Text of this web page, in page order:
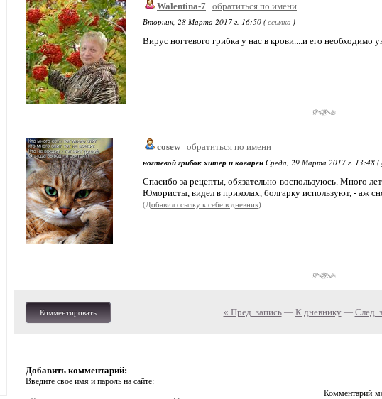
Walentina-7
обратиться по имени
Вторник, 28 Марта 2017 г. 16:50 (ссылка )
Вирус ногтевого грибка у нас в крови....и его необходимо
cosew обратиться по имени
ногтевой грибок хитер и коварен Среда, 29 Марта 2017 г. 13:48 (
Спасибо за рецепты, обязательно воспользуюсь. Много
Юмористы, видел в приколах, болгарку используют, - аж
(Добавил ссылку к себе в дневник)
Комментировать « Пред. запись— К дневнику — След.
Добавить комментарий:
Введите свое имя и пароль на сайте:
Комментарий